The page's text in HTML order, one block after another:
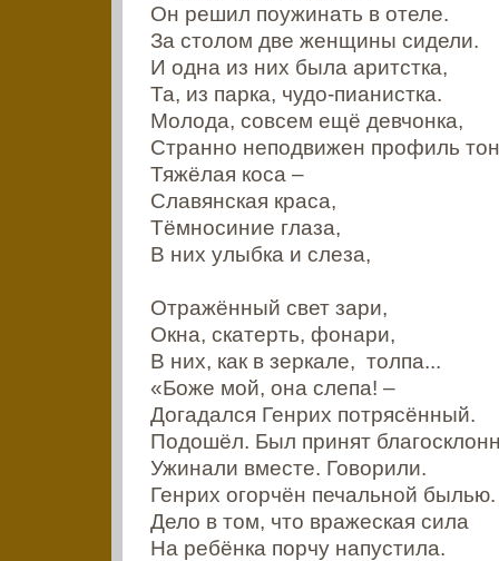
Он решил поужинать в отеле.
За столом две женщины сидели.
И одна из них была аритстка,
Та, из парка, чудо-пианистка.
Молода, совсем ещё девчонка,
Странно неподвижен профиль
Тяжёлая коса –
Славянская краса,
Тёмносиние глаза,
В них улыбка и слеза,
Отражённый свет зари,
Окна, скатерть, фонари,
В них, как в зеркале, толпа...
«Боже мой, она слепа! –
Догадался Генрих потрясённый.
Подошёл. Был принят
Ужинали вместе. Говорили.
Генрих огорчён печальной былью.
Дело в том, что вражеская сила
На ребёнка порчу напустила.